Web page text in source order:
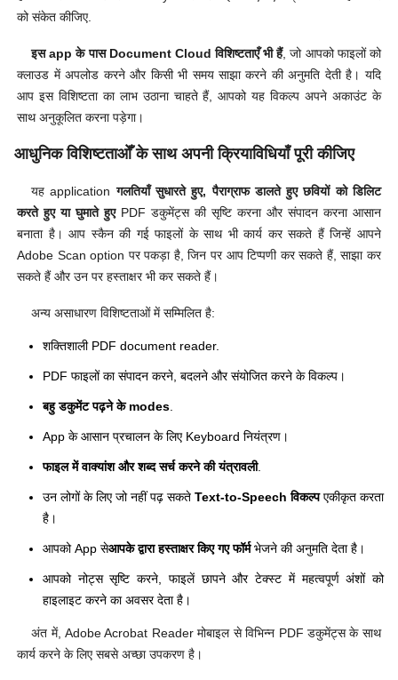
को संकेत कीजिए.
इस app के पास Document Cloud विशिष्टताएँ भी हैं, जो आपको फाइलों को
क्लाउड में अपलोड करने और किसी भी समय साझा करने की अनुमति देती है। यदि
आप इस विशिष्टता का लाभ उठाना चाहते हैं, आपको यह विकल्प अपने अकाउंट के
साथ अनुकूलित करना पड़ेगा।
आधुनिक विशिष्टताओँ के साथ अपनी क्रियाविधियाँ पूरी कीजिए
यह applicationगलतियाँ सुधारते हुए, पैराग्राफ डालते हुए छवियों को डिलिट
करते हुए या घुमाते हुएPDF डकुमेंट्स की सृष्टि करना और संपादन करना आसान
बनाता है। आप स्कैन की गई फाइलों के साथ भी कार्य कर सकते हैं जिन्हें आपने
Adobe Scan option पर पकड़ा है, जिन पर आप टिप्पणी कर सकते हैं, साझा कर
सकते हैं और उन पर हस्ताक्षर भी कर सकते हैं।
अन्य असाधारण विशिष्टताओं में सम्मिलित है:
शक्तिशाली PDF document reader.
PDF फाइलों का संपादन करने, बदलने और संयोजित करने के विकल्प।
बहु डकुमेंट पढ़ने के modes
App के आसान प्रचालन के लिए Keyboard नियंत्रण।
फाइल में वाक्यांश और शब्द सर्च करने की यंत्रावली.
उन लोगों के लिए जो नहीं पढ़ सकते Text-to-Speech विकल्पएकीकृत करता
है।
आपको App सेआपके द्वारा हस्ताक्षर किए गए फॉर्मभेजने की अनुमति देता है।
आपको नोट्स सृष्टि करने, फाइलें छापने और टेक्स्ट में महत्वपूर्ण अंशों को
हाइलाइट करने का अवसर देता है।
अंत में, Adobe Acrobat Reader मोबाइल से विभिन्न PDF डकुमेंट्स के साथ
कार्य करने के लिए सबसे अच्छा उपकरण है।